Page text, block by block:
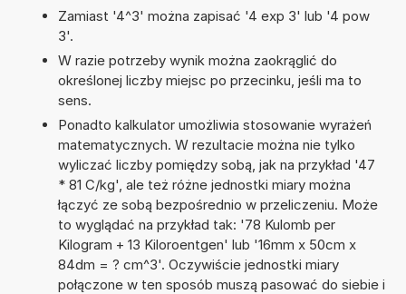
Zamiast '4^3' można zapisać '4 exp 3' lub '4 pow
3'.
W razie potrzeby wynik można zaokrąglić do
określonej liczby miejsc po przecinku, jeśli ma to
sens.
Ponadto kalkulator umożliwia stosowanie wyrażeń
matematycznych. W rezultacie można nie tylko
wyliczać liczby pomiędzy sobą, jak na przykład '47
* 81 C/kg', ale też różne jednostki miary można
łączyć ze sobą bezpośrednio w przeliczeniu. Może
to wyglądać na przykład tak: '78 Kulomb per
Kilogram + 13 Kiloroentgen' lub '16mm x 50cm x
84dm = ? cm^3'. Oczywiście jednostki miary
połączone w ten sposób muszą pasować do siebie i